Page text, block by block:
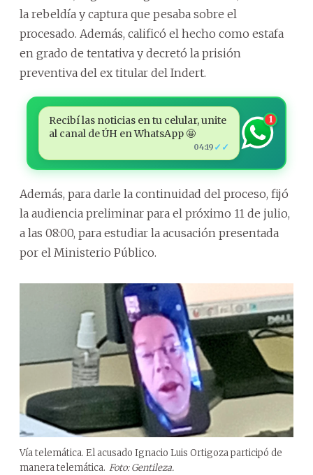
la rebeldía y captura que pesaba sobre el
procesado. Además, calificó el hecho como estafa
en grado de tentativa y decretó la prisión
preventiva del ex titular del Indert.
Recibí las noticias en tu celular, unite
al canal de ÚH en WhatsApp 🤩
04:19 ✓✓
1
Además, para darle la continuidad del proceso, fijó
la audiencia preliminar para el próximo 11 de julio,
a las 08:00, para estudiar la acusación presentada
por el Ministerio Público.
Vía telemática. El acusado Ignacio Luis Ortigoza participó de
manera telemática. Foto: Gentileza.